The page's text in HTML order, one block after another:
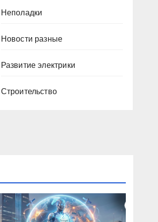
Неполадки
Новости разные
Развитие электрики
Строительство